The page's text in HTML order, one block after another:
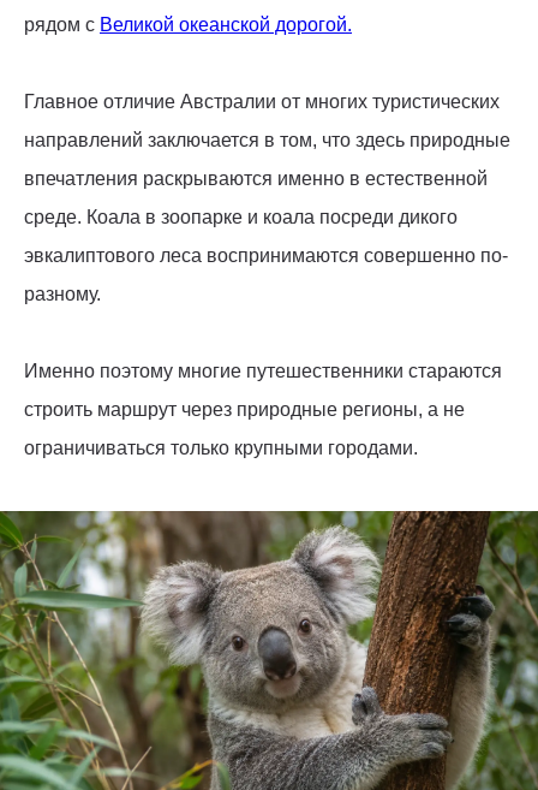
рядом с Великой океанской дорогой.
Главное отличие Австралии от многих туристических
направлений заключается в том, что здесь природные
впечатления раскрываются именно в естественной
среде. Коала в зоопарке и коала посреди дикого
эвкалиптового леса воспринимаются совершенно по-
разному.
Именно поэтому многие путешественники стараются
строить маршрут через природные регионы, а не
ограничиваться только крупными городами.